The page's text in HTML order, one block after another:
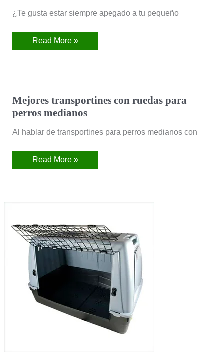
¿Te gusta estar siempre apegado a tu pequeño
Read More »
Mejores transportines con ruedas para
perros medianos
Al hablar de transportines para perros medianos con
Mejores
transportines
con
para
perros
Read More »
perros
medianos